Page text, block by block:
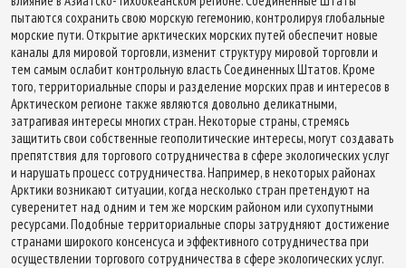
пытаются сохранить свою морскую гегемонию, контролируя глобальные
морские пути. Открытие арктических морских путей обеспечит новые
каналы для мировой торговли, изменит структуру мировой торговли и
тем самым ослабит контрольную власть Соединенных Штатов. Кроме
того, территориальные споры и разделение морских прав и интересов в
Арктическом регионе также являются довольно деликатными,
затрагивая интересы многих стран. Некоторые страны, стремясь
защитить свои собственные геополитические интересы, могут создавать
препятствия для торгового сотрудничества в сфере экологических услуг
и нарушать процесс сотрудничества. Например, в некоторых районах
Арктики возникают ситуации, когда несколько стран претендуют на
суверенитет над одним и тем же морским районом или сухопутными
ресурсами. Подобные территориальные споры затрудняют достижение
странами широкого консенсуса и эффективного сотрудничества при
осуществлении торгового сотрудничества в сфере экологических услуг.